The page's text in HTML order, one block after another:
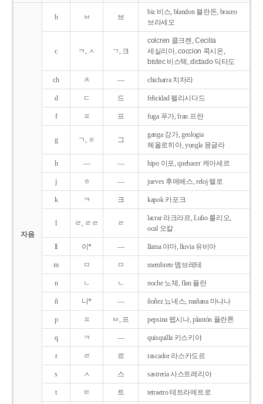
자음
b ㅂ 브
biz 비스, blandon 블란돈, braceo
브라세오
c ㅋ, ㅅ ㄱ, 크
colcren 콜크렌, Cecilia
세실리아, coccion 콕시온,
bistec 비스텍, dictado 딕타도
ch ㅊ ― chicharra 치차라
d ㄷ 드 felicidad 펠리시다드
f ㅍ 프 fuga 푸가, fran 프란
g ㄱ, ㅎ 그
ganga 강가, geologia
헤올로히아, yungla 융글라
h ― ― hipo 이포, quehacer 케아세르
j ㅎ ― jueves 후에베스, reloj 렐로
k ㅋ 크 kapok 카포크
l ㄹ, ㄹㄹ ㄹ
lacrar 라크라르, Lulio 룰리오,
ocal 오칼
ll 이* ― llama 야마, lluvia 유비아
m ㅁ ㅁ membrete 멤브레테
n ㄴ ㄴ noche 노체, flan 플란
ñ 니* ― ñoñez 뇨녜스, mañana 마냐나
p ㅍ ㅂ, 프 pepsina 펩시나, plantón 플란톤
q ㅋ ― quisquilla 키스키야
r ㄹ 르 rascador 라스카도르
s ㅅ 스 sastreria 사스트레리아
t ㅌ 트 tetraetro 테트라에트로